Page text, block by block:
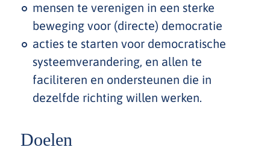
mensen te verenigen in een sterke
beweging voor (directe) democratie
acties te starten voor democratische
systeemverandering, en allen te
faciliteren en ondersteunen die in
dezelfde richting willen werken.
Doelen